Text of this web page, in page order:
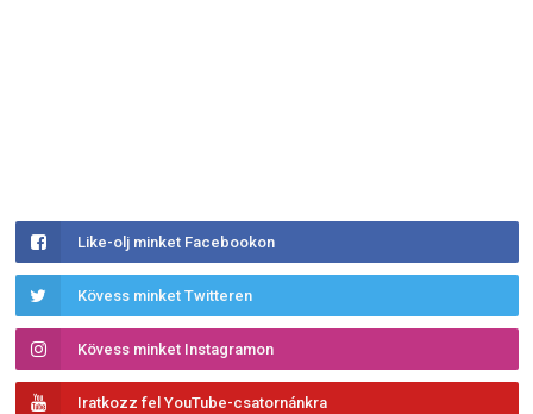
Like-olj minket Facebookon
Kövess minket Twitteren
Kövess minket Instagramon
Iratkozz fel YouTube-csatornánkra